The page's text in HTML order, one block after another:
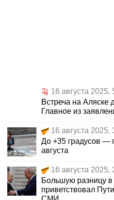
16 августа 2025,
Встреча на Аляске
Главное из
16 августа 2025,
До +35 градусов —
августа
16 августа 2025,
Большую разницу в
приветствовал